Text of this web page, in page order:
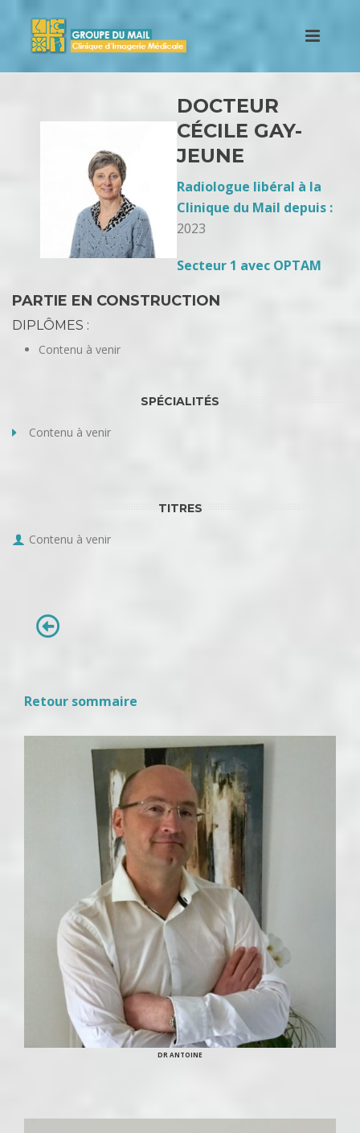
DOCTEUR
CÉCILE GAY-
JEUNE
Radiologue libéral à la
Clinique du Mail depuis :
2023
Secteur 1 avec OPTAM
PARTIE EN CONSTRUCTION
DIPLÔMES :
Contenu à venir
SPÉCIALITÉS
Contenu à venir
TITRES
Contenu à venir
Retour sommaire
DR ANTOINE